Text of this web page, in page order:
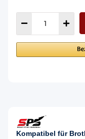
Kompatibel für